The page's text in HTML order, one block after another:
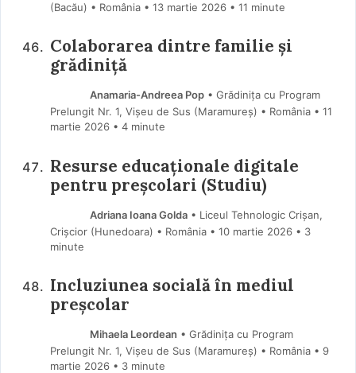
(Bacău) • România
13 martie 2026 • 11 minute
Colaborarea dintre familie și
grădiniță
Anamaria-Andreea Pop• Grădinița cu Program
Prelungit Nr. 1, Vișeu de Sus (Maramureş) • România
11
martie 2026 • 4 minute
Resurse educaționale digitale
pentru preșcolari (Studiu)
Adriana Ioana Golda• Liceul Tehnologic Crișan,
Crișcior (Hunedoara) • România
10 martie 2026 • 3
minute
Incluziunea socială în mediul
preșcolar
Mihaela Leordean • Grădinița cu Program
Prelungit Nr. 1, Vișeu de Sus (Maramureş) • România
9
martie 2026 • 3 minute